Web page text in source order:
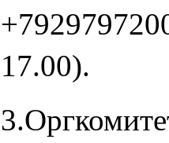
17.00).